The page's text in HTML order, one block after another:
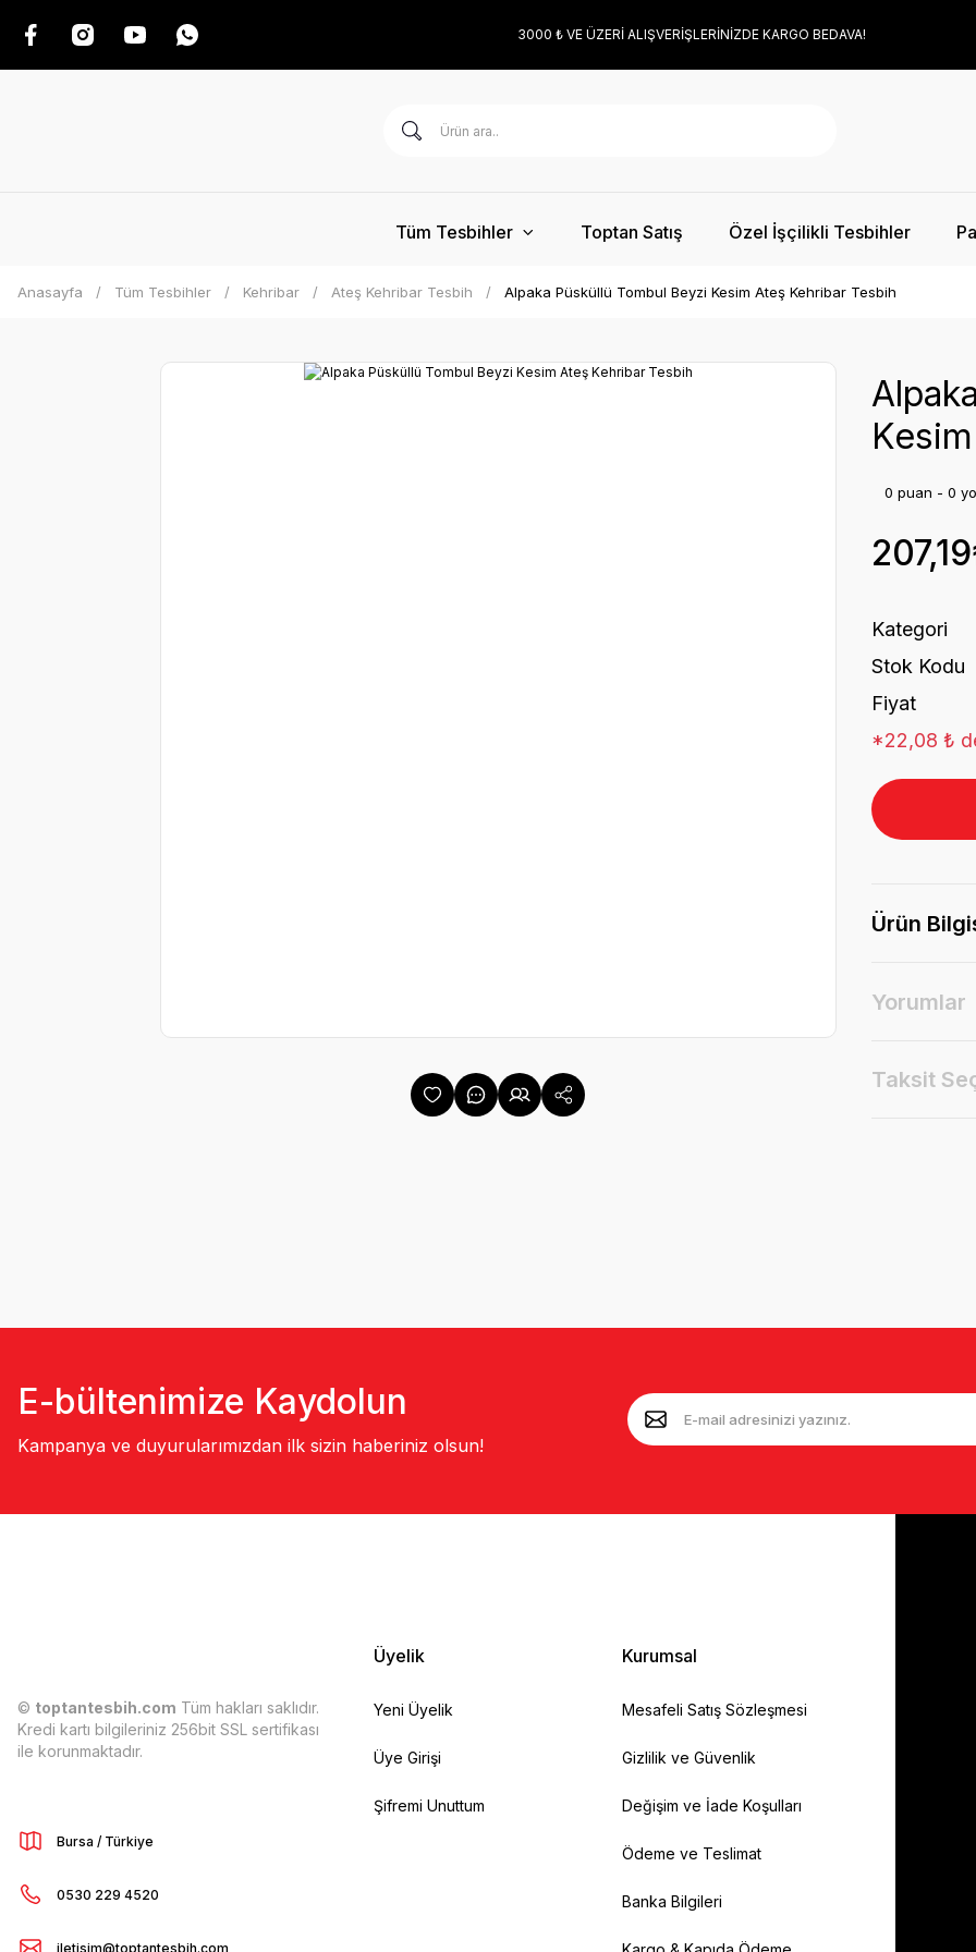
3000 ₺ VE ÜZERİ ALIŞVERİŞLERİNİZDE KARGO BEDAVA!
Tüm Tesbihler Toptan Satış Özel İşçilikli Tesbihler
Anasayfa Tüm Tesbihler Kehribar Ateş Kehribar Tesbih Alpaka Püsküllü Tombul Beyzi Kesim Ateş Kehribar Tesbih
0 puan - 0
Kategori
Stok Kodu
Fiyat
*22,08 ₺
Ürün
Yorumlar
Taksit
E-bültenimize Kaydolun
Kampanya ve duyurularımızdan ilk sizin haberiniz olsun!
© toptantesbih.com Tüm hakları saklıdır.
Kredi kartı bilgileriniz 256bit SSL sertifikası
ile korunmaktadır.
Bursa / Türkiye
0530 229 4520
iletisim@toptantesbih.com
Üyelik
Yeni Üyelik
Üye Girişi
Şifremi Unuttum
Kurumsal
Mesafeli Satış Sözleşmesi
Gizlilik ve Güvenlik
Değişim ve İade Koşulları
Ödeme ve Teslimat
Banka Bilgileri